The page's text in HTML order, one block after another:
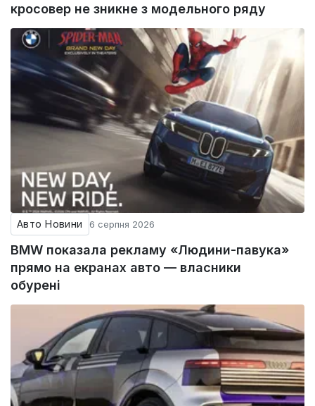
кросовер не зникне з модельного ряду
Авто Новини 6 серпня 2026
BMW показала рекламу «Людини-павука»
прямо на екранах авто — власники
обурені